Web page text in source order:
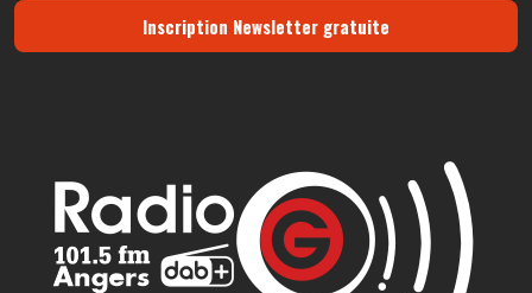
Inscription Newsletter gratuite